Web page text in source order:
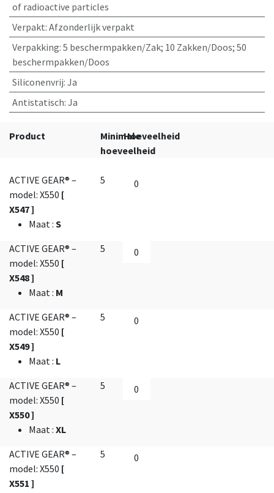
of radioactive particles
Verpakt: Afzonderlijk verpakt
Verpakking: 5 beschermpakken/Zak; 10 Zakken/Doos; 50
beschermpakken/Doos
Siliconenvrij: Ja
Antistatisch: Ja
Product
Minimale
hoeveelheid
Hoeveelheid
ACTIVE GEAR® –
model: X550 [
X547 ]
Maat: S
5
ACTIVE GEAR® –
model: X550 [
X548 ]
Maat: M
5
ACTIVE GEAR® –
model: X550 [
X549 ]
Maat: L
5
ACTIVE GEAR® –
model: X550 [
X550 ]
Maat: XL
5
ACTIVE GEAR® –
model: X550 [
X551 ]
5